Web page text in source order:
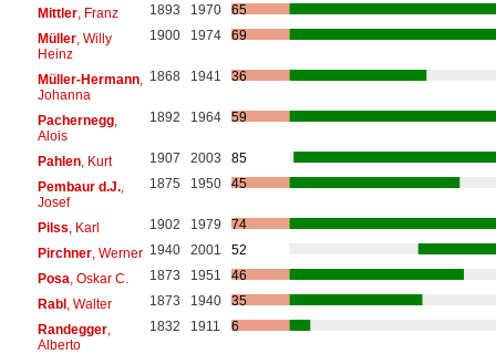
Mittler, Franz 1893 1970
65
Müller, Willy
Heinz
1900 1974 69
Müller-Hermann,
Johanna
1868 1941 36
Pachernegg,
Alois
1892 1964 59
Pahlen, Kurt 1907 2003
85
Pembaur d.J.,
Josef
1875 1950 45
Pilss , Karl 1902 1979
74
Pirchner, Werner 1940 2001
52
Posa , Oskar C. 1873 1951
46
Rabl, Walter 1873 1940
35
Randegger,
Alberto
1832 1911 6